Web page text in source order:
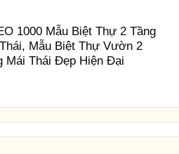
1000 Mẫu Biệt Thự 2 Tầng
Mẫu Biệt Thự Vườn 2
Mái Thái Đẹp Hiện Đại